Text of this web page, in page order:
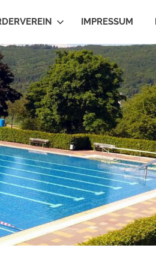
IMPRESSUM